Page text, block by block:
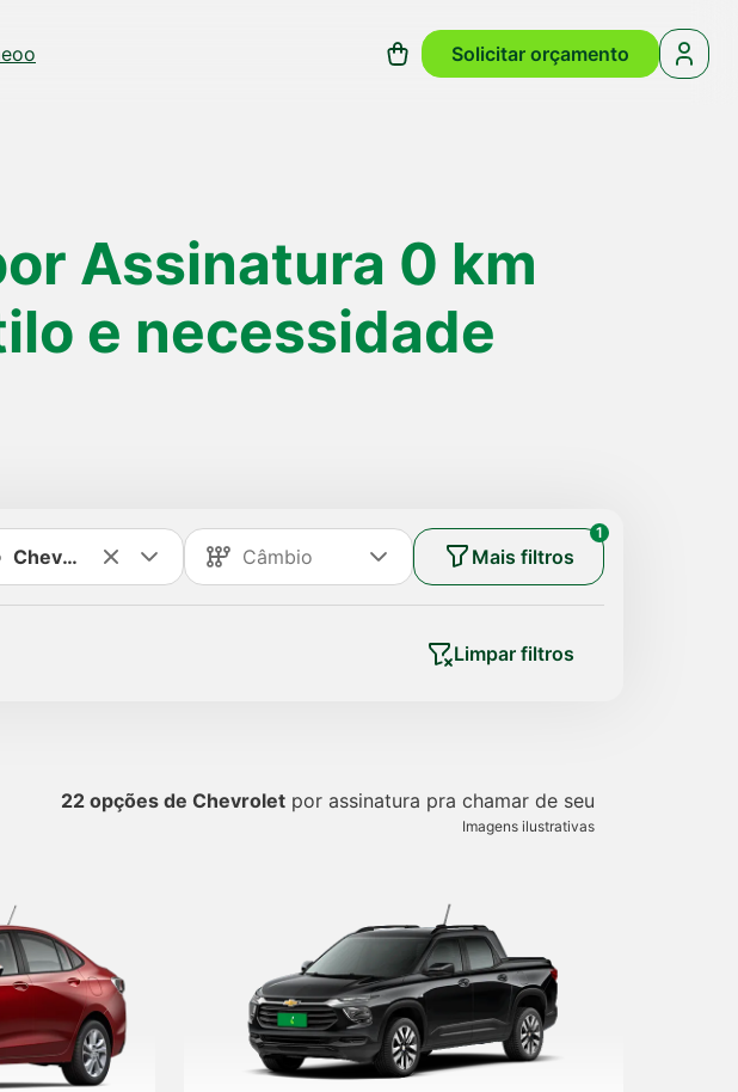
Solicitar orçamento
Assinatura 0 km
e necessidade
Mais filtros
1
Limpar filtros
22 opções de Chevrolet por assinatura pra chamar de seu
Imagens ilustrativas